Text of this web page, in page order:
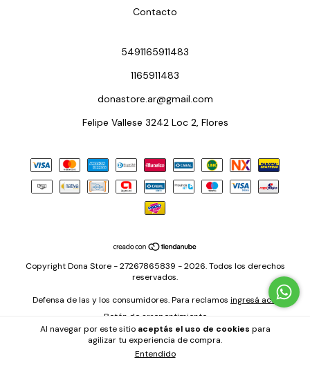
Al navegar por este sitio aceptás el uso de cookies para
agilizar tu experiencia de compra.
Entendido
Contacto
5491165911483
1165911483
donastore.ar@gmail.com
Felipe Vallese 3242 Loc 2, Flores
Copyright Dona Store - 27267865839 - 2026. Todos los derechos
reservados.
Defensa de las y los consumidores. Para reclamos ingresá acá.
Botón de arrepentimiento